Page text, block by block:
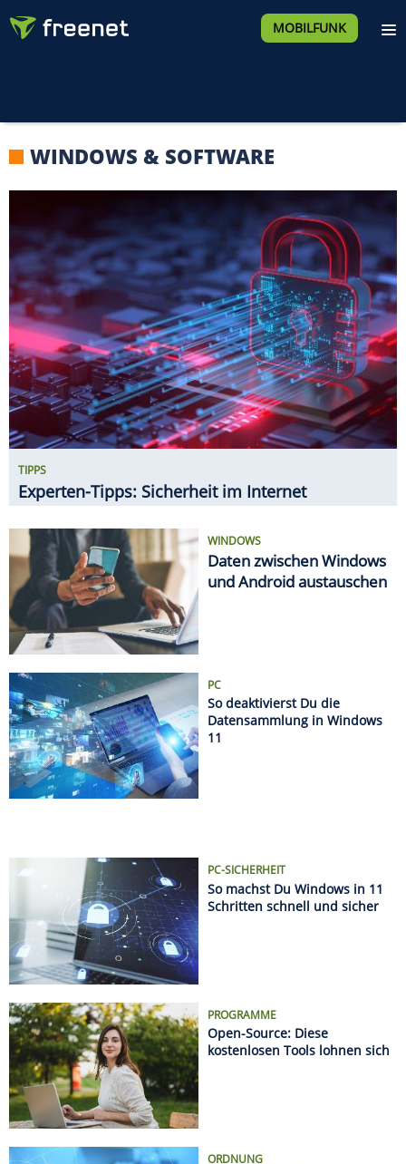
MOBILFUNK
WINDOWS & SOFTWARE
TIPPS
Experten-Tipps: Sicherheit im Internet
WINDOWS
Daten zwischen Windows
und Android austauschen
PC
So deaktivierst Du die
Datensammlung in Windows
11
PC-SICHERHEIT
So machst Du Windows in 11
Schritten schnell und sicher
PROGRAMME
Open-Source: Diese
kostenlosen Tools lohnen sich
ORDNUNG